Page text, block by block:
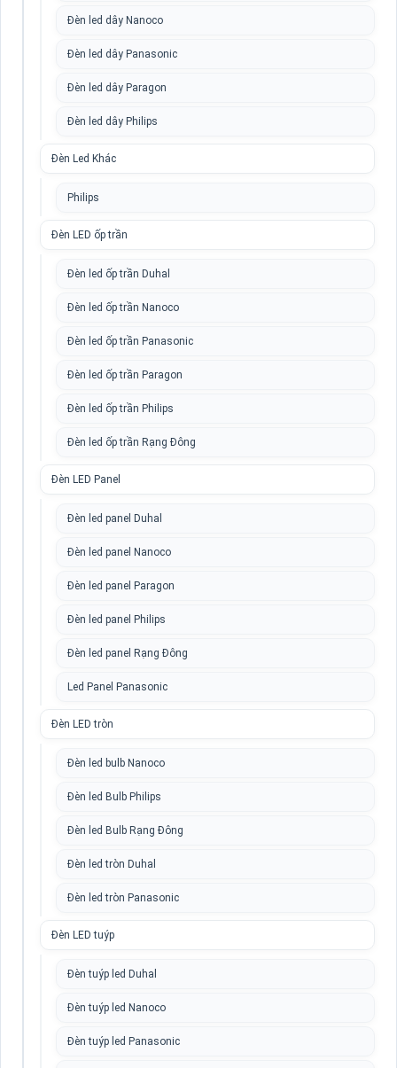
Đèn led dây Nanoco
Đèn led dây Panasonic
Đèn led dây Paragon
Đèn led dây Philips
Đèn Led Khác
Philips
Đèn LED ốp trần
Đèn led ốp trần Duhal
Đèn led ốp trần Nanoco
Đèn led ốp trần Panasonic
Đèn led ốp trần Paragon
Đèn led ốp trần Philips
Đèn led ốp trần Rạng Đông
Đèn LED Panel
Đèn led panel Duhal
Đèn led panel Nanoco
Đèn led panel Paragon
Đèn led panel Philips
Đèn led panel Rạng Đông
Led Panel Panasonic
Đèn LED tròn
Đèn led bulb Nanoco
Đèn led Bulb Philips
Đèn led Bulb Rạng Đông
Đèn led tròn Duhal
Đèn led tròn Panasonic
Đèn LED tuýp
Đèn tuýp led Duhal
Đèn tuýp led Nanoco
Đèn tuýp led Panasonic